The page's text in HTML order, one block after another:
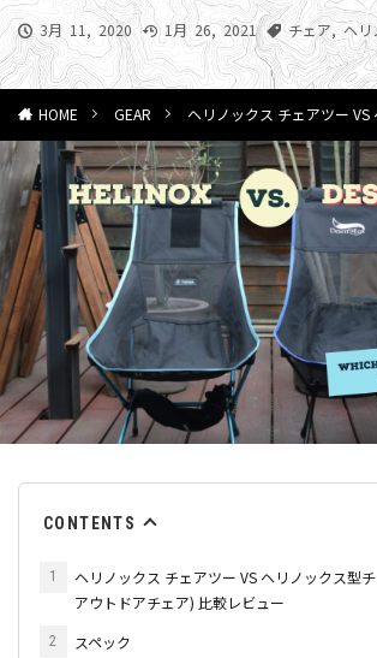
3月 11, 2020 1月 26, 2021 チェア , ヘリ
HOME GEAR ヘリノックス チェアツー
CONTENTS
1
ヘリノックス チェアツー VS ヘリノックス型
アウトドアチェア) 比較レビュー
2 スペック